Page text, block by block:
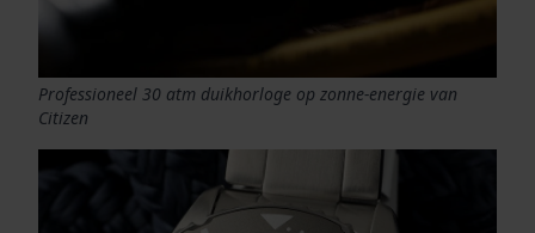
Professioneel 30 atm duikhorloge op zonne-energie van
Citizen